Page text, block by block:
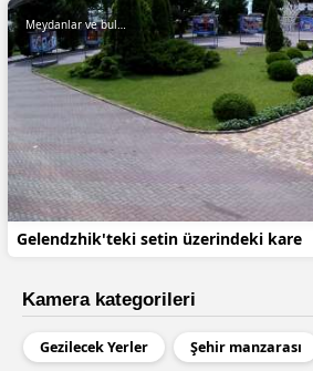
Gelendzhik'teki setin üzerindeki kare
Meydanlar ve bulvarlar
Kamera kategorileri
Gezilecek Yerler Şehir manzarası